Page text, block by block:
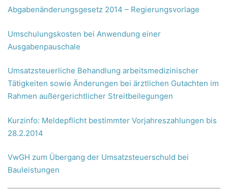
Abgabenänderungsgesetz 2014 – Regierungsvorlage
Umschulungskosten bei Anwendung einer
Ausgabenpauschale
Umsatzsteuerliche Behandlung arbeitsmedizinischer
Tätigkeiten sowie Änderungen bei ärztlichen Gutachten im
Rahmen außergerichtlicher Streitbeilegungen
Kurzinfo: Meldepflicht bestimmter Vorjahreszahlungen bis
28.2.2014
VwGH zum Übergang der Umsatzsteuerschuld bei
Bauleistungen